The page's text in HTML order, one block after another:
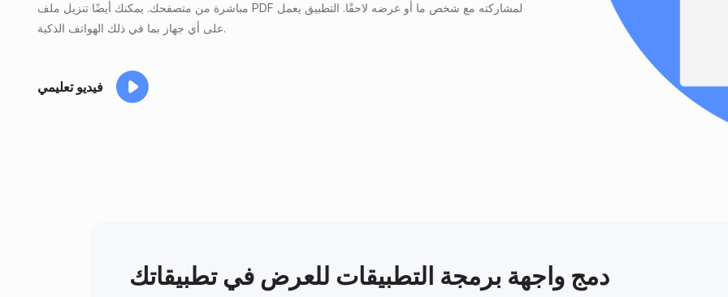
مباشرة من متصفحك. يمكنك أيضًا تنزيل ملف PDF لمشاركته مع شخص ما أو عرضه لاحقًا. التطبيق يعمل
على أي جهاز بما في ذلك الهواتف الذكية.
فيديو تعليمي
دمج واجهة برمجة التطبيقات للعرض في تطبيقاتك